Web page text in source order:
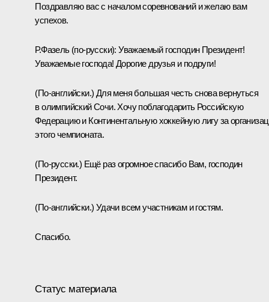
Поздравляю вас с началом соревнований и желаю вам
успехов.
Р.Фазель (по-русски): Уважаемый господин Президент!
Уважаемые господа! Дорогие друзья и подруги!
(По-английски.) Для меня большая честь снова вернуться
в олимпийский Сочи. Хочу поблагодарить Российскую
Федерацию и Континентальную хоккейную лигу за
этого чемпионата.
(По-русски.) Ещё раз огромное спасибо Вам, господин
Президент.
(По-английски.) Удачи всем участникам и гостям.
Спасибо.
Статус материала